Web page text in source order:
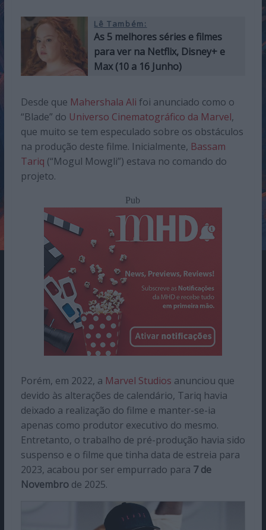
Lê Também:
As 5 melhores séries e filmes
para ver na Netflix, Disney+ e
Max (10 a 16 Junho)
Desde que Mahershala Ali foi anunciado como o
“Blade” do Universo Cinematográfico da Marvel,
que muito se tem especulado sobre os obstáculos
na produção deste filme. Inicialmente, Bassam
Tariq (“Mogul Mowgli”) estava no comando do
projeto.
Pub
Porém, em 2022, a Marvel Studios anunciou que
devido às alterações de calendário, Tariq havia
deixado a realização do filme e manter-se-ia
apenas como produtor executivo do mesmo.
Entretanto, o trabalho de pré-produção havia sido
suspenso e o filme que tinha data de estreia para
2023, acabou por ser empurrado para 7 de
Novembrode 2025.